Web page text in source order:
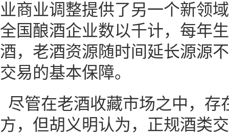
业商业调整提供了另一个新领
全国酿酒企业数以千计，每年
酒，老酒资源随时间延长源源
交易的基本保障。
尽管在老酒收藏市场之中，存
方，但胡义明认为，正规酒类